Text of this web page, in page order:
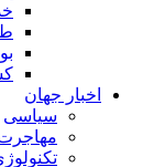
اخبار جهان
سیاسی